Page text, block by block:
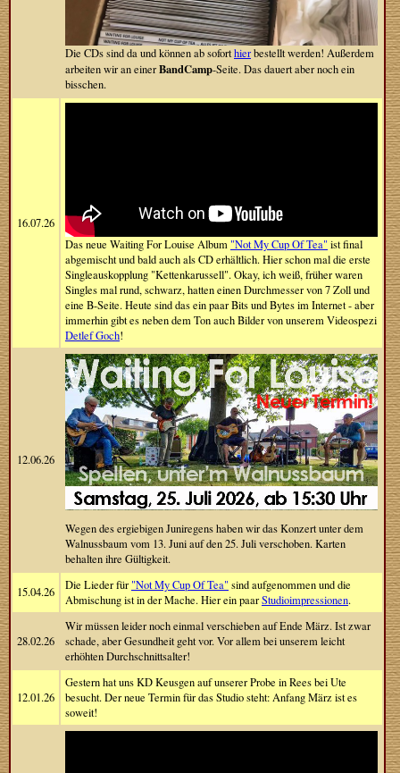
Die CDs sind da und können ab soforthierbestellt werden! Außerdem
arbeiten wir an einerBandCamp-Seite. Das dauert aber noch ein
bisschen.
16.07.26
Das neue Waiting For Louise Album "Not My Cup Of Tea" ist final
abgemischt und bald auch als CD erhältlich. Hier schon mal die erste
Singleauskopplung "Kettenkarussell". Okay, ich weiß, früher waren
Singles mal rund, schwarz, hatten einen Durchmesser von 7 Zoll und
eine B-Seite. Heute sind das ein paar Bits und Bytes im Internet - aber
immerhin gibt es neben dem Ton auch Bilder von unserem Videospezi
Detlef Goch!
12.06.26
Wegen des ergiebigen Juniregens haben wir das Konzert unter dem
Walnussbaum vom 13. Juni auf den 25. Juli verschoben. Karten
behalten ihre Gültigkeit.
15.04.26 Die Lieder für "Not My Cup Of Tea" sind aufgenommen und die
Abmischung ist in der Mache. Hier ein paarStudioimpressionen.
28.02.26
Wir müssen leider noch einmal verschieben auf Ende März. Ist zwar
schade, aber Gesundheit geht vor. Vor allem bei unserem leicht
erhöhten Durchschnittsalter!
12.01.26
Gestern hat uns KD Keusgen auf unserer Probe in Rees bei Ute
besucht. Der neue Termin für das Studio steht: Anfang März ist es
soweit!